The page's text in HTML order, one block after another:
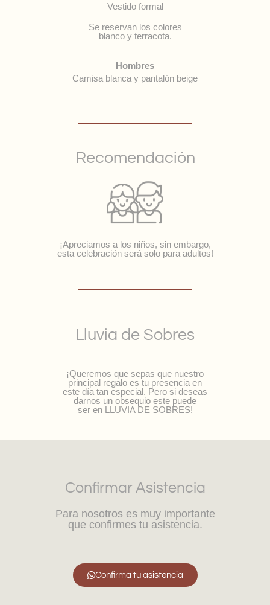
Vestido formal
Se reservan los colores
blanco y terracota.
Hombres
Camisa blanca y pantalón beige
Recomendación
¡Apreciamos a los niños, sin embargo,
esta celebración será solo para adultos!
Lluvia de Sobres
¡Queremos que sepas que nuestro
principal regalo es tu presencia en
este día tan especial. Pero si deseas
darnos un obsequio este puede
ser en LLUVIA DE SOBRES!
Confirmar Asistencia
Para nosotros es muy importante
que confirmes tu asistencia.
Confirma tu asistencia